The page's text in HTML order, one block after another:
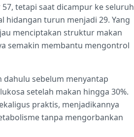
tetapi saat dicampur ke seluruh
hidangan turun menjadi 29. Yang
menciptakan struktur makan
semakin membantu mengontrol
sebelum menyantap
setelah makan hingga 30%.
praktis, menjadikannya
tanpa mengorbankan